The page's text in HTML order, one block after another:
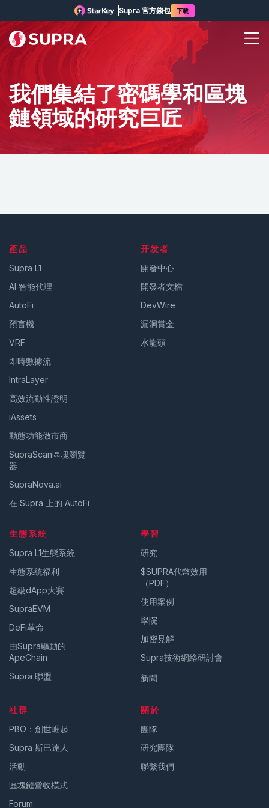
Supra 官方錢包 下載
我們集結了密碼學和區塊
鏈領域的研究巨匠
產品
Supra L1
AI 智能代理
AutoFi
預言機
VRF
即時數據流
IntraLayer
高效流動性證明
iAssets
動態功能做市商
SupraScan區塊瀏覽
器
SupraNova.ai
在 Supra 上的 AutoFi
开发者
開發中心
開發者文檔
DevWire
漏洞賞金
水龍頭
生態系統
Supra L1生態系統
生態系統福利
超級dApp大賽
SupraEVM
DeFi革命
由Supra驅動的
ApeChain
Supra 聯盟
學習
研究
$SUPRA代幣效用
（PDF）
使用案例
學院
加密見解
Supra技術網絡研討會
新聞
社群
PBO：創世崛起
Supra 斯巴達人
活動
區塊鏈營收模式
Forum
關於
團隊
研究團隊
聯繫我們